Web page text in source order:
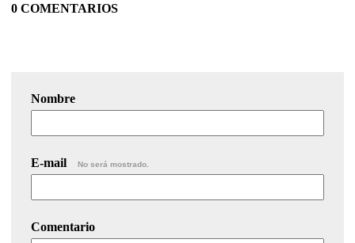
0 COMENTARIOS
Nombre
E-mail No será mostrado.
Comentario